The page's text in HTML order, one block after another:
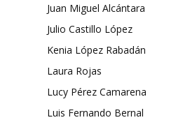
Juan Miguel Alcántara
Julio Castillo López
Kenia López Rabadán
Laura Rojas
Lucy Pérez Camarena
Luis Fernando Bernal